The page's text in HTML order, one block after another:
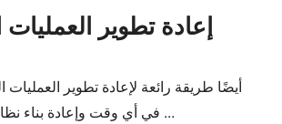
3. إعادة تطوير العمليات
في أي وقت وإعادة بناء نظام أكثر فاعلية 00 ...